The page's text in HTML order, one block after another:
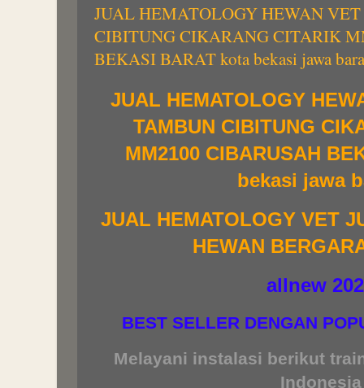
JUAL HEMATOLOGY HEWAN
CIBITUNG CIKARANG CITARIK
BEKASI BARAT kota bekasi jawa
JUAL HEMATOLOGY
TAMBUN CIBITUNG
MM2100 CIBARUSAH
bekasi jawa
JUAL HEMATOLOGY VET
HEWAN
allnew
BEST SELLER DENGAN
Melayani instalasi berikut
Indonesia